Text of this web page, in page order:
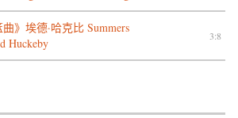
曲》埃德·哈克比 Summers
Huckeby
3:8